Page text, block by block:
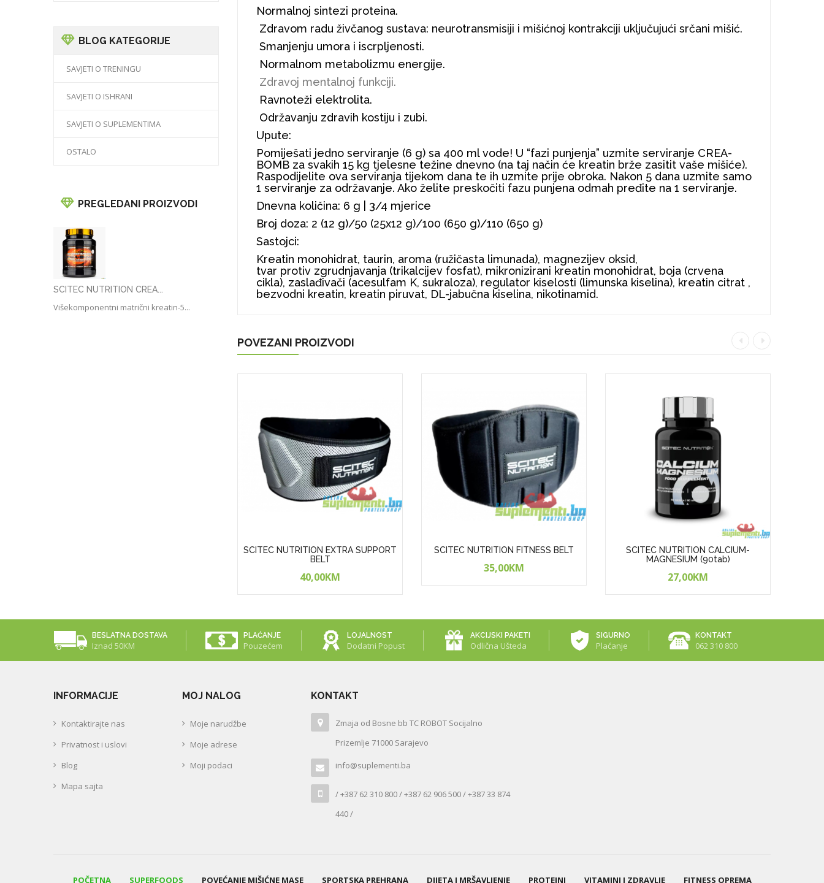
BLOG KATEGORIJE
SAVJETI O TRENINGU
SAVJETI O ISHRANI
SAVJETI O SUPLEMENTIMA
OSTALO
PREGLEDANI PROIZVODI
SCITEC NUTRITION CREA...
Višekomponentni matrični kreatin-5...
Normalnoj sintezi proteina.
Zdravom radu živčanog sustava: neurotransmisiji i mišićnoj kontrakciji uključujući srčani mišić.
Smanjenju umora i iscrpljenosti.
Normalnom metabolizmu energije.
Zdravoj mentalnoj funkciji.
Ravnoteži elektrolita.
Održavanju zdravih kostiju i zubi.
Upute:
Pomiješati jedno serviranje (6 g) sa 400 ml vode! U “fazi punjenja” uzmite serviranje CREA-
BOMB za svakih 15 kg tjelesne težine dnevno (na taj način će kreatin brže zasitit vaše mišiće).
Raspodijelite ova serviranja tijekom dana te ih uzmite prije obroka. Nakon 5 dana uzmite samo
1 serviranje za održavanje. Ako želite preskočiti fazu punjena odmah pređite na 1 serviranje.
Dnevna količina: 6 g | 3/4 mjerice
Broj doza: 2 (12 g)/50 (25x12 g)/100 (650 g)/110 (650 g)
Sastojci:
Kreatin monohidrat, taurin, aroma (ružičasta limunada), magnezijev oksid,
tvar protiv zgrudnjavanja (trikalcijev fosfat), mikronizirani kreatin monohidrat, boja (crvena
cikla), zaslađivači (acesulfam K, sukraloza), regulator kiselosti (limunska kiselina), kreatin citrat ,
bezvodni kreatin, kreatin piruvat, DL-jabučna kiselina, nikotinamid.
POVEZANI PROIZVODI
SCITEC NUTRITION EXTRA SUPPORT
BELT
40,00KM
SCITEC NUTRITION FITNESS BELT
35,00KM
SCITEC NUTRITION CALCIUM-
MAGNESIUM (90tab)
27,00KM
BESLATNA DOSTAVA
Iznad 50KM
PLAĆANJE
Pouzećem
LOJALNOST
Dodatni Popust
AKCIJSKI PAKETI
Odlična Ušteda
SIGURNO
Plaćanje
KONTAKT
062 310 800
INFORMACIJE
Kontaktirajte nas
Privatnost i uslovi
Blog
Mapa sajta
MOJ NALOG
Moje narudžbe
Moje adrese
Moji podaci
KONTAKT
Zmaja od Bosne bb TC ROBOT Socijalno
Prizemlje 71000 Sarajevo
info@suplementi.ba
/ +387 62 310 800 / +387 62 906 500 / +387 33 874
440 /
POČETNA SUPERFOODS POVEĆANJE MIŠIĆNE MASE SPORTSKA PREHRANA DIJETA I MRŠAVLJENJE PROTEINI VITAMINI I ZDRAVLJE FITNESS OPREMA